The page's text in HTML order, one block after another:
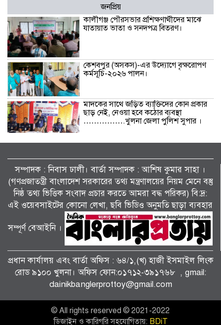
জনপ্রিয়
কালীগঞ্জ পৌরসভার প্রশিক্ষণার্থীদের মাঝে
যাতায়াত ভাতা ও সনদপত্র বিতরণ।
কেশবপুর (অসকস)-এর উদ্যোগে বৃক্ষরোপণ
কর্মসূচি-২০২৬ পালন।
মাদকের সাথে জড়িত ব্যাক্তিদের কোন প্রকার
ছাড় নেই, নেওয়া হবে কঠোর ব্যবস্থা
…………….খুলনা জেলা পুলিশ সুপার ।
জুলাই গণঅভ্যুত্থানের দ্বিতীয় বর্ষপূর্তি উপলক্ষে
শ্যামনগরে জামায়াতের গণমিছিল ও বিক্ষোভ
সমাবেশ।
পাটকেলঘাটায় বিশেষ অভিযানে ৪ পিস
ইয়াবাসহ মাদক মামলার আসামি গ্রেপ্তার।
তালায় জামায়াতের বিশাল গণমিছিল, ‘জুলাই
সম্পাদক : নিবাস ঢালী। বার্তা সম্পাদক : আশিষ কুমাৱ সাহা ।
(গণপ্রজাতন্ত্রী বাংলাদেশ সরকারের তথ্য মন্ত্রণালয়ের নিয়ম মেনে বস্তু
নিষ্ঠ তথ্য ভিত্তিক সংবাদ প্রচার করতে আমরা বদ্ধ পরিকর) বি:দ্র:
এই ওয়েবসাইটের কোনো লেখা, ছবি ভিডিও অনুমতি ছাড়া ব্যবহার
সম্পূর্ণ বেআইনি ।
প্রধান কার্যালয় এবং বার্তা অফিস : ৬৪/১,(খ) হাজী ইসমাইল লিংক
রোড ৯১০০ খুলনা। অফিস ফোন:০১৭১২-৩৯১৭৬৮ , gmail:
dainikbanglerprottoy@gmail.com
© All rights reserved © 2021-2022
ডিজাইন ও কারিগরি সহযোগিতায়: BDiT